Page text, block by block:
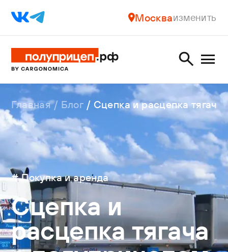
Москваизменить
Главная Блог Сцепка и расцепка
# Покупка и аренда
Сцепка и
расцепка тягача